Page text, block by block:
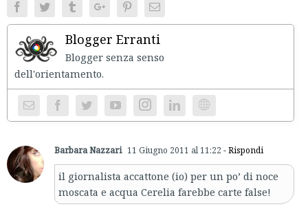
FacebookTwitter TumblrGoogle+PinterestEmail
Blogger Erranti
Blogger senza senso
Instagram Website
Barbara Nazzari 11 Giugno 2011 al 11:22 - Rispondi
il giornalista accattone (io) per un po’ di noce
moscata e acqua Cerelia farebbe carte false!